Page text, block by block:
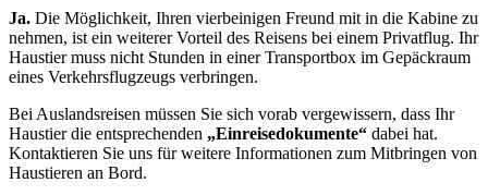
Ja. Die Möglichkeit, Ihren vierbeinigen Freund mit in die Kabine zu
nehmen, ist ein weiterer Vorteil des Reisens bei einem Privatflug. Ihr
Haustier muss nicht Stunden in einer Transportbox im Gepäckraum
eines Verkehrsflugzeugs verbringen.
Bei Auslandsreisen müssen Sie sich vorab vergewissern, dass Ihr
Haustier die entsprechenden „Einreisedokumente“ dabei hat.
Kontaktieren Sie uns für weitere Informationen zum Mitbringen von
Haustieren an Bord.